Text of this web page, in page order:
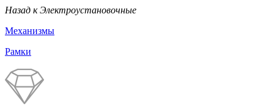
Назад к Электроустановочные
Механизмы
Рамки